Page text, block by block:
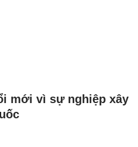
mới vì sự nghiệp xây